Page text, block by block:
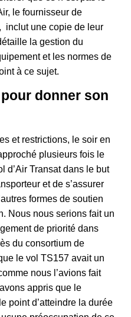
le fournisseur de
inclut une copie de leur
la gestion du
et les normes de
à ce sujet.
donner son
et restrictions, le soir en
plusieurs fois le
d’Air Transat dans le but
et de s’assurer
formes de soutien
Nous nous serions fait un
de priorité dans
du consortium de
le vol TS157 avait un
nous l’avions fait
appris que le
point d’atteindre la durée